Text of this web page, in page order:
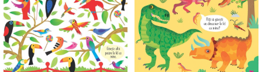
Alfabet si matematica
Jocuri de memorie si inteligenta
Seria Lectia de sanatate
Editura Litera
Editura Galaxia Copiilor
Colectia PIXI